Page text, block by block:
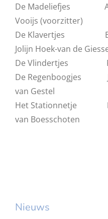
De Madeliefjes
Vooijs (voorzitter)
De Klavertjes
Jolijn Hoek-van de
De Vlindertjes
De Regenboogjes
van Gestel
Het Stationnetje
van Boesschoten
Nieuws